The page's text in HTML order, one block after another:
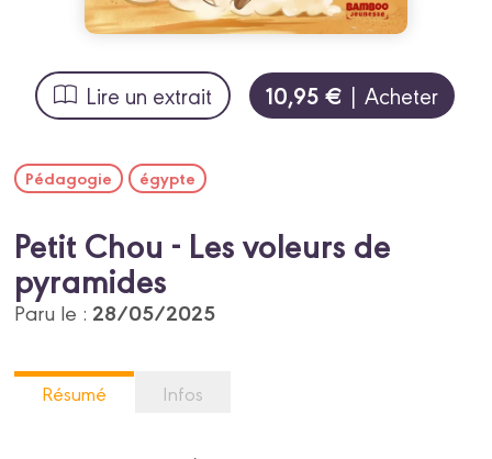
Lire un extrait 10,95 € | Acheter
Pédagogie égypte
Petit Chou - Les voleurs de
pyramides
Paru le : 28/05/2025
Résumé Infos